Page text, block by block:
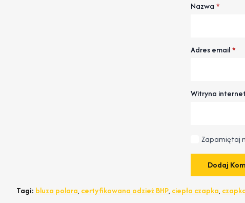
Nazwa *
Adres email*
Witryna
Zapamiętaj
Tagi: bluza polara, certyfikowana odzież BHP, ciepła czapka,